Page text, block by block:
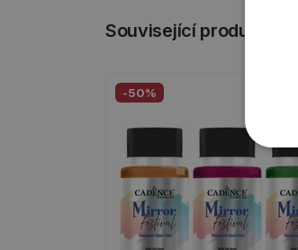
Související produkty
-50%